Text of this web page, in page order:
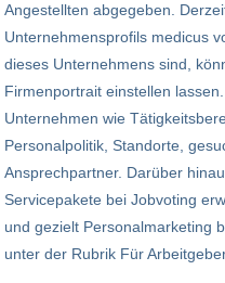
Angestellten abgegeben.
Unternehmensprofils medicus
dieses Unternehmens sind,
Firmenportrait einstellen
Unternehmen wie
Personalpolitik, Standorte,
Ansprechpartner. Darüber
Servicepakete bei Jobvoting
und gezielt Personalmarketing
unter der Rubrik Für